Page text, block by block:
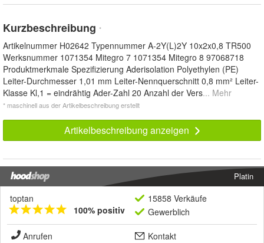
Kurzbeschreibung *
Artikelnummer H02642 Typennummer A-2Y(L)2Y 10x2x0,8 TR500
Werksnummer 1071354 Mitegro 7 1071354 Mitegro 8 97068718
Produktmerkmale Spezifizierung Aderisolation Polyethylen (PE)
Leiter-Durchmesser 1,01 mm Leiter-Nennquerschnitt 0,8 mm² Leiter-
Klasse Kl,1 = eindrähtig Ader-Zahl 20 Anzahl der Vers... Mehr
* maschinell aus der Artikelbeschreibung erstellt
Artikelbeschreibung anzeigen
Platin
toptan
100% positiv
15858 Verkäufe
Gewerblich
Anrufen
Kontakt